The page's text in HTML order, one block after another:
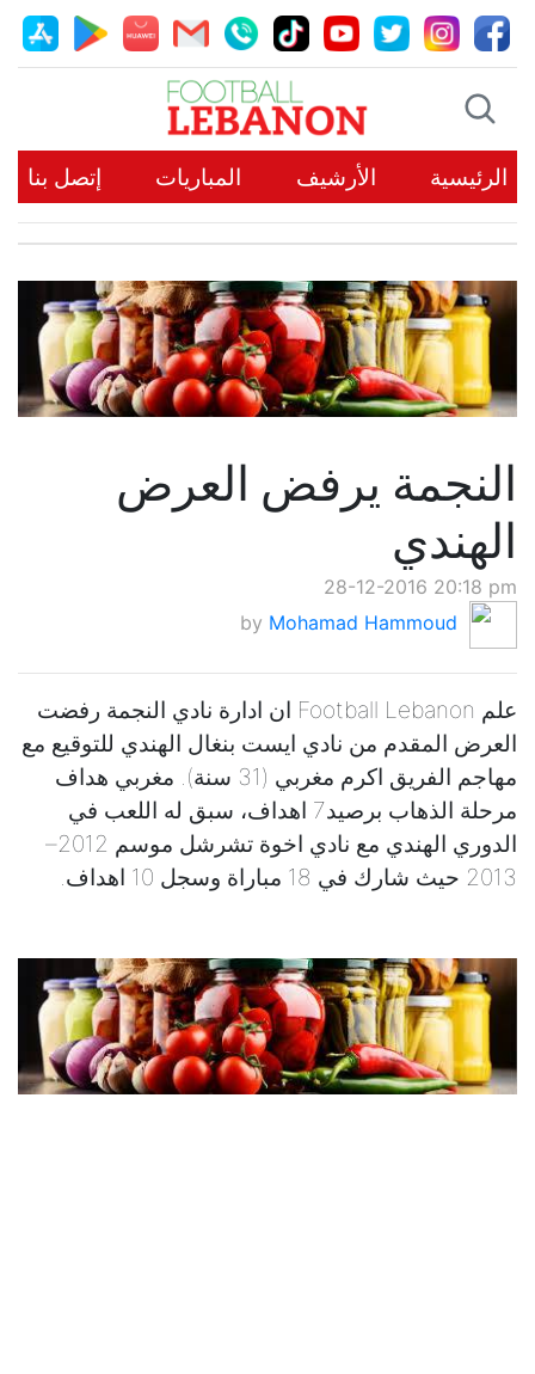
الرئيسية الأرشيف المباريات إتصل بنا
النجمة يرفض العرض
الهندي
28-12-2016 20:18 pm
by Mohamad Hammoud
علم Football Lebanon ان ادارة نادي النجمة رفضت
العرض المقدم من نادي ايست بنغال الهندي للتوقيع مع
مهاجم الفريق اكرم مغربي (31 سنة). مغربي هداف
مرحلة الذهاب برصيد7 اهداف، سبق له اللعب في
الدوري الهندي مع نادي اخوة تشرشل موسم 2012–
2013 حيث شارك في 18 مباراة وسجل 10 اهداف.